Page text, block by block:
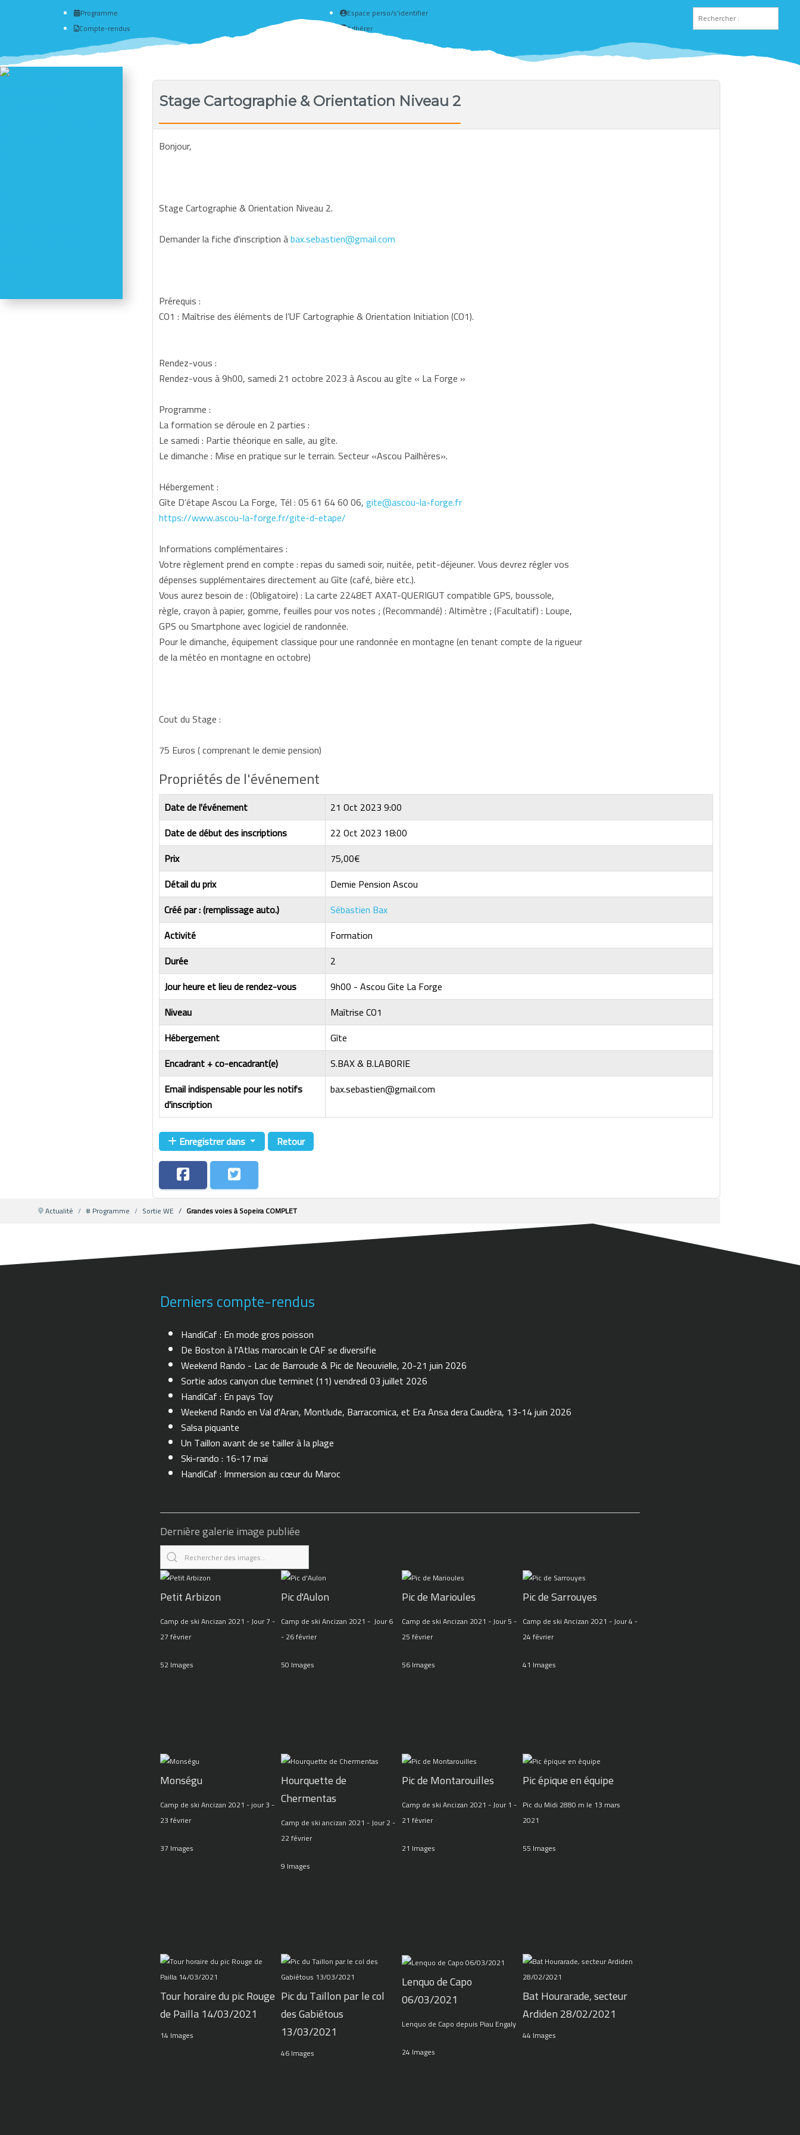
Programme
Compte-rendus
Espace perso/s'identifier
Adhérer
Créer un compte
Stage Cartographie & Orientation Niveau 2
Bonjour,
Stage Cartographie & Orientation Niveau 2.
Demander la fiche d'inscription àbax.sebastien@gmail.com
Prérequis :
CO1 : Maîtrise des éléments de l’UF Cartographie & Orientation Initiation (CO1).
Rendez-vous :
Rendez-vous à 9h00, samedi 21 octobre 2023 à Ascou au gîte « La Forge »
Programme :
La formation se déroule en 2 parties :
Le samedi : Partie théorique en salle, au gîte.
Le dimanche : Mise en pratique sur le terrain. Secteur «Ascou Pailhères».
Hébergement :
Gîte D’étape Ascou La Forge, Tél : 05 61 64 60 06,gite@ascou-la-forge.fr
https://www.ascou-la-forge.fr/gite-d-etape/
Informations complémentaires :
Votre règlement prend en compte : repas du samedi soir, nuitée, petit-déjeuner. Vous devrez régler vos
dépenses supplémentaires directement au Gîte (café, bière etc.).
Vous aurez besoin de : (Obligatoire) : La carte 2248ET AXAT-QUERIGUT compatible GPS, boussole,
règle, crayon à papier, gomme, feuilles pour vos notes ; (Recommandé) : Altimètre ; (Facultatif) : Loupe,
GPS ou Smartphone avec logiciel de randonnée.
Pour le dimanche, équipement classique pour une randonnée en montagne (en tenant compte de la rigueur
de la météo en montagne en octobre)
Cout du Stage :
75 Euros ( comprenant le demie pension)
Propriétés de l'événement
Date de l'événement
21 Oct 2023 9:00
Date de début des inscriptions
22 Oct 2023 18:00
Prix
75,00€
Détail du prix
Demie Pension Ascou
Créé par : (remplissage auto.)
Sébastien Bax
Activité
Formation
Durée
2
Jour heure et lieu de rendez-vous
9h00 - Ascou Gite La Forge
Niveau
Maîtrise CO1
Hébergement
Gîte
Encadrant + co-encadrant(e)
S.BAX & B.LABORIE
Email indispensable pour les notifs
d'inscription
bax.sebastien@gmail.com
Enregistrer dans Retour
Actualité # Programme Sortie WE Grandes voies à Sopeira COMPLET
Derniers compte-rendus
HandiCaf : En mode gros poisson
De Boston à l'Atlas marocain le CAF se diversifie
Weekend Rando - Lac de Barroude & Pic de Neouvielle, 20-21 juin 2026
Sortie ados canyon clue terminet (11) vendredi 03 juillet 2026
HandiCaf : En pays Toy
Weekend Rando en Val d'Aran, Montlude, Barracomica, et Era Ansa dera Caudèra, 13-14 juin 2026
Salsa piquante
Un Taillon avant de se tailler à la plage
Ski-rando : 16-17 mai
HandiCaf : Immersion au cœur du Maroc
Dernière galerie image publiée
Petit Arbizon
Camp de ski Ancizan 2021 - Jour 7 -
27 février
52 Images
Pic d'Aulon
Camp de ski Ancizan 2021 - Jour 6
- 26 février
50 Images
Pic de Marioules
Camp de ski Ancizan 2021 - Jour 5 -
25 février
56 Images
Pic de Sarrouyes
Camp de ski Ancizan 2021 - Jour 4 -
24 février
41 Images
Monségu
Camp de ski Ancizan 2021 - jour 3 -
23 février
37 Images
Hourquette de
Chermentas
Camp de ski ancizan 2021 - Jour 2 -
22 février
9 Images
Pic de Montarouilles
Camp de ski Ancizan 2021 - Jour 1 -
21 février
21 Images
Pic épique en équipe
Pic du Midi 2880 m le 13 mars
2021
55 Images
Tour horaire du pic Rouge
de Pailla 14/03/2021
14 Images
Pic du Taillon par le col
des Gabiétous
13/03/2021
46 Images
Lenquo de Capo
06/03/2021
Lenquo de Capo depuis Piau Engaly
24 Images
Bat Hourarade, secteur
Ardiden 28/02/2021
44 Images